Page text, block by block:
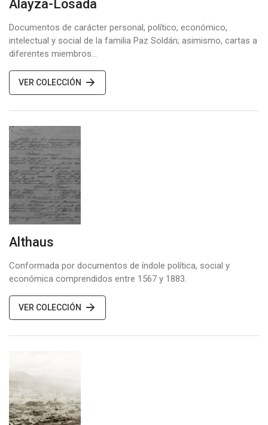
Alayza-Losada
Documentos de carácter personal, político, económico,
intelectual y social de la familia Paz Soldán; asimismo, cartas a
diferentes miembros…
VER COLECCIÓN
Althaus
Conformada por documentos de índole política, social y
económica comprendidos entre 1567 y 1883.
VER COLECCIÓN